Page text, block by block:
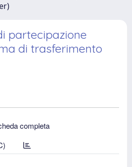
partecipazione
di trasferimento
completa